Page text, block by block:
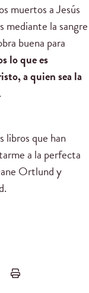
muertos a Jesús
mediante la sangre
buena para
lo que es
a quien sea la
libros que han
a la perfecta
Ortlund y